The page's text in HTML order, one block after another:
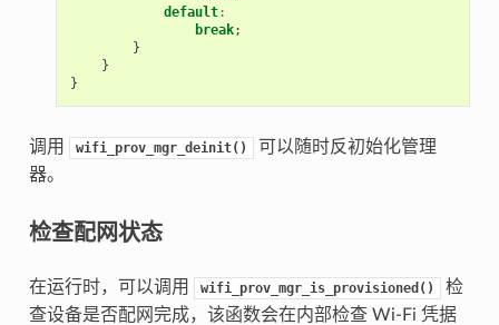
default:
break;
}
}
}
调用 wifi_prov_mgr_deinit()
可以随时反初始化管理
器。
检查配网状态
在运行时，可以调用 wifi_prov_mgr_is_provisioned()
检
查设备是否配网完成，该函数会在内部检查 Wi-Fi 凭据